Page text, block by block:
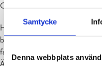
Samtycke
Denna webbplats
Om högtider i olika länder,
Har ditt barn svårt med
böcker för alla åldrar,
fackböcker om läs- och